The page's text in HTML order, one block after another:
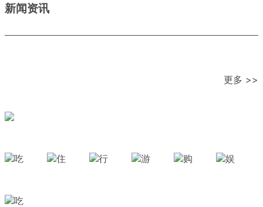
新闻资讯
更多 >>